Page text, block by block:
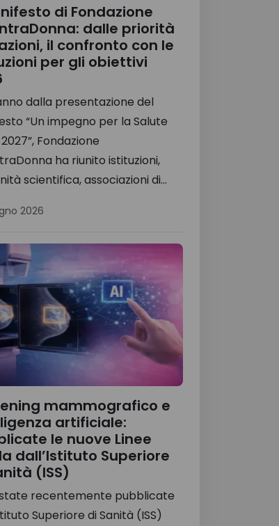
di Fondazione
dalle priorità
il confronto con le
per gli obiettivi
dalla presentazione del
“Un impegno per la Salute
Fondazione
ha riunito istituzioni,
scientifica, associazioni di...
2026
mammografico e
artificiale:
le nuove Linee
dall’Istituto Superiore
(ISS)
recentemente pubblicate
Superiore di Sanità (ISS)